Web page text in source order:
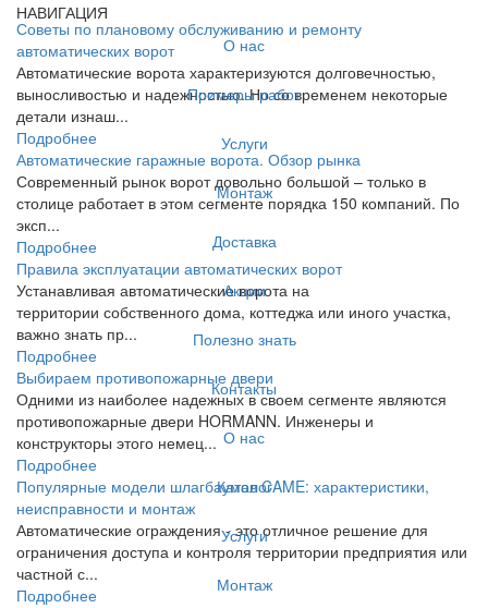
НАВИГАЦИЯ
О нас
Примеры работ
Услуги
Монтаж
Доставка
Акции
Полезно знать
Контакты
О нас
Каталог
Услуги
Монтаж
Советы по плановому обслуживанию и ремонту
автоматических ворот
Автоматические ворота характеризуются долговечностью,
выносливостью и надежностью. Но со временем некоторые
детали изнаш...
Подробнее
Автоматические гаражные ворота. Обзор рынка
Современный рынок ворот довольно большой – только в
столице работает в этом сегменте порядка 150 компаний. По
эксп...
Подробнее
Правила эксплуатации автоматических ворот
Устанавливая автоматические ворота на
территории собственного дома, коттеджа или иного участка,
важно знать пр...
Подробнее
Выбираем противопожарные двери
Одними из наиболее надежных в своем сегменте являются
противопожарные двери HORMANN. Инженеры и
конструкторы этого немец...
Подробнее
Популярные модели шлагбаумов CAME: характеристики,
неисправности и монтаж
Автоматические ограждения - это отличное решение для
ограничения доступа и контроля территории предприятия или
частной с...
Подробнее